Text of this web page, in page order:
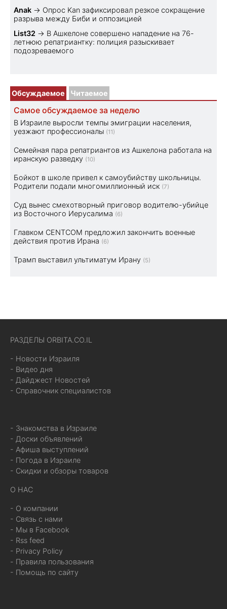
Anak → Опрос Kan зафиксировал резкое сокращение
разрыва между Биби и оппозицией
List32 → В Ашкелоне совершено нападение на 76-
летнюю репатриантку: полиция разыскивает
подозреваемого
Обсуждаемое Читаемое
Самое обсуждаемое за неделю
В Израиле выросли темпы эмиграции населения,
уезжают профессионалы (11)
Семейная пара репатриантов из Ашкелона работала на
иранскую разведку (10)
Бойкот в школе привел к самоубийству школьницы.
Родители подали многомиллионный иск (7)
Суд вынес смехотворный приговор водителю-убийце
из Восточного Иерусалима (6)
Главком CENTCOM предложил закончить военные
действия против Ирана (6)
Трамп выставил ультиматум Ирану (5)
РАЗДЕЛЫ ORBITA.CO.IL
- Новости Израиля
- Видео дня
- Дайджест Новостей
- Справочник специалистов
- Знакомства в Израиле
- Доски объявлений
- Афиша выступлений
- Погода в Израиле
- Скидки и обзоры товаров
О НАС
- О компании
- Связь с нами
- Мы в Facebook
- Rss feed
- Privacy Policy
- Правила пользования
- Помощь по сайту